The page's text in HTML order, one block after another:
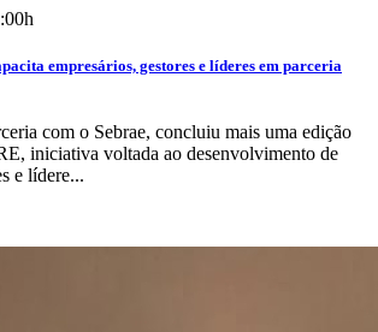
empresários, gestores e líderes em parceria
com o Sebrae, concluiu mais uma edição
iniciativa voltada ao desenvolvimento de
e lídere...